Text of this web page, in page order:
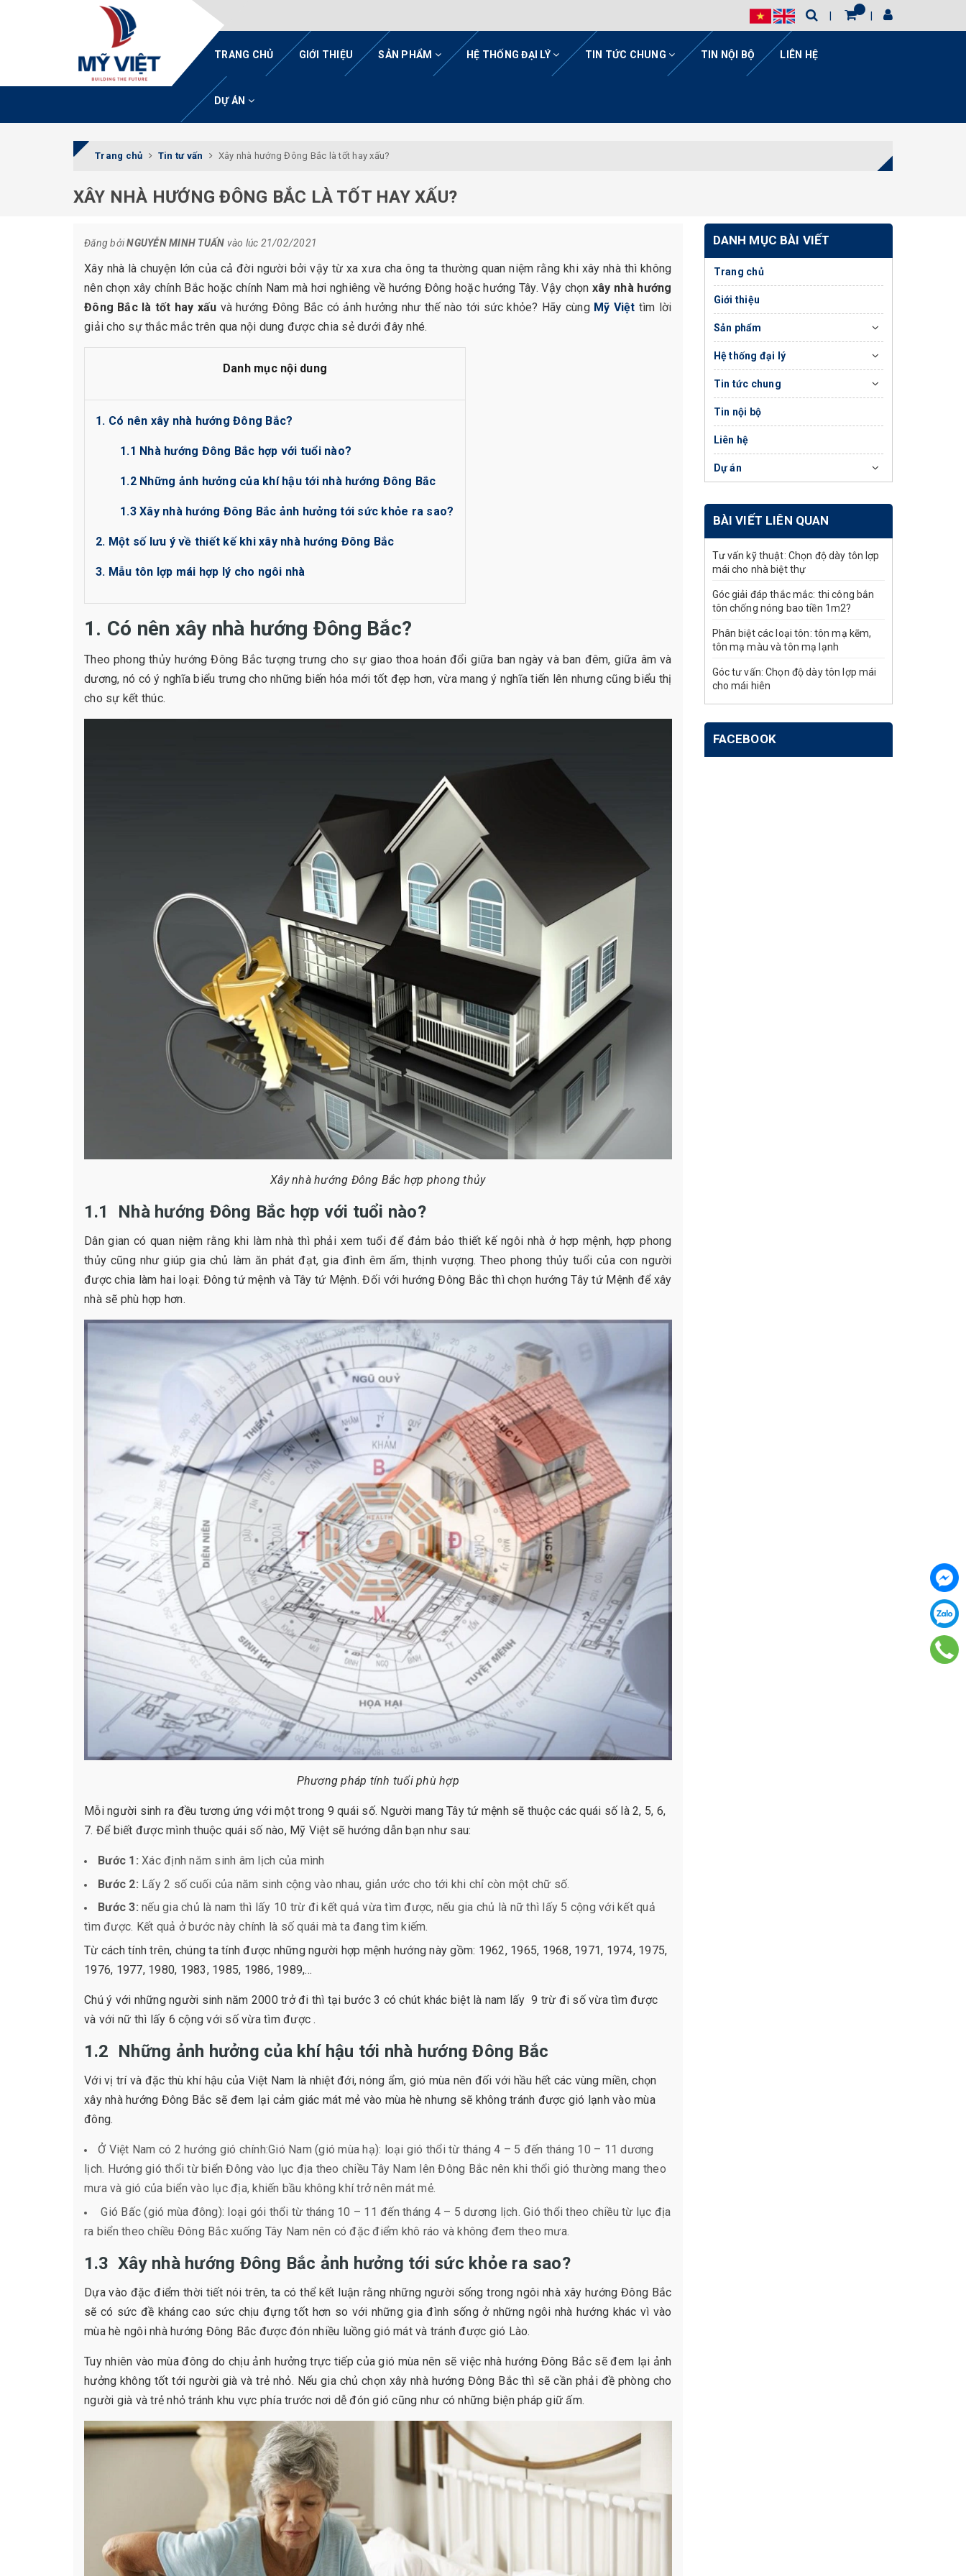
TRANG CHỦ GIỚI THIỆU SẢN PHẨM HỆ THỐNG ĐẠI LÝ TIN TỨC CHUNG TIN NỘI BỘ LIÊN HỆ
DỰ ÁN
Trang chủ Tin tư vấn Xây nhà hướng Đông Bắc là tốt hay xấu?
XÂY NHÀ HƯỚNG ĐÔNG BẮC LÀ TỐT HAY XẤU?
Đăng bởiNGUYỄN MINH TUẤN vào lúc 21/02/2021
Xây nhà là chuyện lớn của cả đời người bởi vậy từ xa xưa cha ông ta thường quan niệm rằng khi xây nhà thì không
nên chọn xây chính Bắc hoặc chính Nam mà hơi nghiêng về hướng Đông hoặc hướng Tây. Vậy chọn xây nhà hướng
Đông Bắc là tốt hay xấu và hướng Đông Bắc có ảnh hưởng như thế nào tới sức khỏe? Hãy cùng Mỹ Việt tìm lời
giải cho sự thắc mắc trên qua nội dung được chia sẻ dưới đây nhé.
Danh mục nội dung
1. Có nên xây nhà hướng Đông Bắc?
1.1 Nhà hướng Đông Bắc hợp với tuổi nào?
1.2 Những ảnh hưởng của khí hậu tới nhà hướng Đông Bắc
1.3 Xây nhà hướng Đông Bắc ảnh hưởng tới sức khỏe ra sao?
2. Một số lưu ý về thiết kế khi xây nhà hướng Đông Bắc
3. Mẫu tôn lợp mái hợp lý cho ngôi nhà
1. Có nên xây nhà hướng Đông Bắc?
Theo phong thủy hướng Đông Bắc tượng trưng cho sự giao thoa hoán đổi giữa ban ngày và ban đêm, giữa âm và
dương, nó có ý nghĩa biểu trưng cho những biến hóa mới tốt đẹp hơn, vừa mang ý nghĩa tiến lên nhưng cũng biểu thị
cho sự kết thúc.
Xây nhà hướng Đông Bắc hợp phong thủy
1.1 Nhà hướng Đông Bắc hợp với tuổi nào?
Dân gian có quan niệm rằng khi làm nhà thì phải xem tuổi để đảm bảo thiết kế ngôi nhà ở hợp mệnh, hợp phong
thủy cũng như giúp gia chủ làm ăn phát đạt, gia đình êm ấm, thịnh vượng. Theo phong thủy tuổi của con người
được chia làm hai loại: Đông tứ mệnh và Tây tứ Mệnh. Đối với hướng Đông Bắc thì chọn hướng Tây tứ Mệnh để xây
nhà sẽ phù hợp hơn.
Phương pháp tính tuổi phù hợp
Mỗi người sinh ra đều tương ứng với một trong 9 quái số. Người mang Tây tứ mệnh sẽ thuộc các quái số là 2, 5, 6,
7. Để biết được mình thuộc quái số nào, Mỹ Việt sẽ hướng dẫn bạn như sau:
Bước 1: Xác định năm sinh âm lịch của mình
Bước 2: Lấy 2 số cuối của năm sinh cộng vào nhau, giản ước cho tới khi chỉ còn một chữ số.
Bước 3: nếu gia chủ là nam thì lấy 10 trừ đi kết quả vừa tìm được, nếu gia chủ là nữ thì lấy 5 cộng với kết quả
tìm được. Kết quả ở bước này chính là số quái mà ta đang tìm kiếm.
Từ cách tính trên, chúng ta tính được những người hợp mệnh hướng này gồm: 1962, 1965, 1968, 1971, 1974, 1975,
1976, 1977, 1980, 1983, 1985, 1986, 1989,…
Chú ý với những người sinh năm 2000 trở đi thì tại bước 3 có chút khác biệt là nam lấy 9 trừ đi số vừa tìm được
và với nữ thì lấy 6 cộng với số vừa tìm được .
1.2 Những ảnh hưởng của khí hậu tới nhà hướng Đông Bắc
Với vị trí và đặc thù khí hậu của Việt Nam là nhiệt đới, nóng ẩm, gió mùa nên đối với hầu hết các vùng miền, chọn
xây nhà hướng Đông Bắc sẽ đem lại cảm giác mát mẻ vào mùa hè nhưng sẽ không tránh được gió lạnh vào mùa
đông.
Ở Việt Nam có 2 hướng gió chính:Gió Nam (gió mùa hạ): loại gió thổi từ tháng 4 – 5 đến tháng 10 – 11 dương
lịch. Hướng gió thổi từ biển Đông vào lục địa theo chiều Tây Nam lên Đông Bắc nên khi thổi gió thường mang theo
mưa và gió của biển vào lục địa, khiến bầu không khí trở nên mát mẻ.
Gió Bấc (gió mùa đông): loại gói thổi từ tháng 10 – 11 đến tháng 4 – 5 dương lịch. Gió thổi theo chiều từ lục địa
ra biển theo chiều Đông Bắc xuống Tây Nam nên có đặc điểm khô ráo và không đem theo mưa.
1.3 Xây nhà hướng Đông Bắc ảnh hưởng tới sức khỏe ra sao?
Dựa vào đặc điểm thời tiết nói trên, ta có thể kết luận rằng những người sống trong ngôi nhà xây hướng Đông Bắc
sẽ có sức đề kháng cao sức chịu đựng tốt hơn so với những gia đình sống ở những ngôi nhà hướng khác vì vào
mùa hè ngôi nhà hướng Đông Bắc được đón nhiều luồng gió mát và tránh được gió Lào.
Tuy nhiên vào mùa đông do chịu ảnh hưởng trực tiếp của gió mùa nên sẽ việc nhà hướng Đông Bắc sẽ đem lại ảnh
hưởng không tốt tới người già và trẻ nhỏ. Nếu gia chủ chọn xây nhà hướng Đông Bắc thì sẽ cần phải đề phòng cho
người già và trẻ nhỏ tránh khu vực phía trước nơi dễ đón gió cũng như có những biện pháp giữ ấm.
DANH MỤC BÀI VIẾT
Trang chủ
Giới thiệu
Sản phẩm
Hệ thống đại lý
Tin tức chung
Tin nội bộ
Liên hệ
Dự án
BÀI VIẾT LIÊN QUAN
Tư vấn kỹ thuật: Chọn độ dày tôn lợp
mái cho nhà biệt thự
Góc giải đáp thắc mắc: thi công bắn
tôn chống nóng bao tiền 1m2?
Phân biệt các loại tôn: tôn mạ kẽm,
tôn mạ màu và tôn mạ lạnh
Góc tư vấn: Chọn độ dày tôn lợp mái
cho mái hiên
FACEBOOK